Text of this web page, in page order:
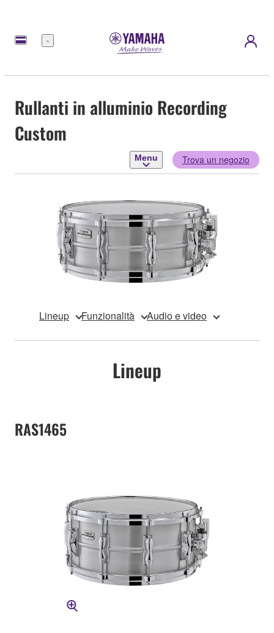
Menu
Rullanti in alluminio Recording
Custom
Menu Trova un negozio
Lineup Funzionalità Audio e video
Lineup
RAS1465